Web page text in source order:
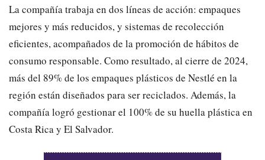
​La compañía trabaja en dos líneas de acción: empaques
mejores y más reducidos, y sistemas de recolección
eficientes, acompañados de la promoción de hábitos de
consumo responsable. Como resultado, al cierre de 2024,
más del 89% de los empaques plásticos de Nestlé en la
región están diseñados para ser reciclados. Además, la
compañía logró gestionar el 100% de su huella plástica en
Costa Rica y El Salvador.